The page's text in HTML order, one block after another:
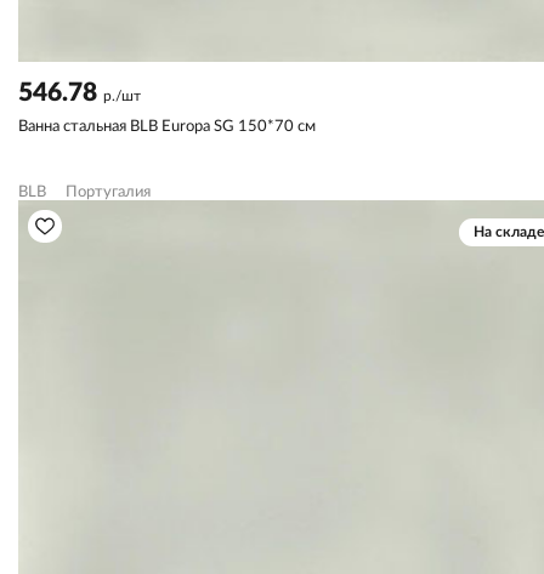
546.78 р./шт
Ванна стальная BLB Europa SG 150*70 см
BLB Португалия
На складе